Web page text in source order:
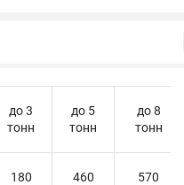
до 3
тонн
до 5
тонн
до 8
тонн
180
460
570